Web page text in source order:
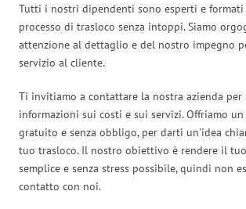
Tutti i nostri dipendenti sono esperti e
processo di trasloco senza intoppi. Siamo
attenzione al dettaglio e del nostro impegno
servizio al cliente.
Ti invitiamo a contattare la nostra azienda
informazioni sui costi e sui servizi. Offriamo
gratuito e senza obbligo, per darti un’idea
tuo trasloco. Il nostro obiettivo è rendere il
semplice e senza stress possibile, quindi non
contatto con noi.